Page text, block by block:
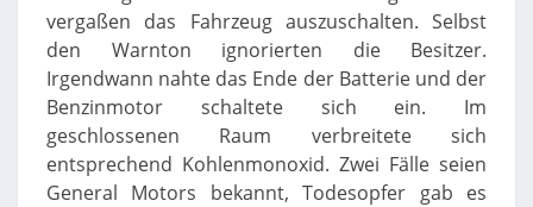
vergaßen das Fahrzeug auszuschalten. Selbst
den Warnton ignorierten die Besitzer.
Irgendwann nahte das Ende der Batterie und der
Benzinmotor schaltete sich ein. Im
geschlossenen Raum verbreitete sich
entsprechend Kohlenmonoxid. Zwei Fälle seien
General Motors bekannt, Todesopfer gab es